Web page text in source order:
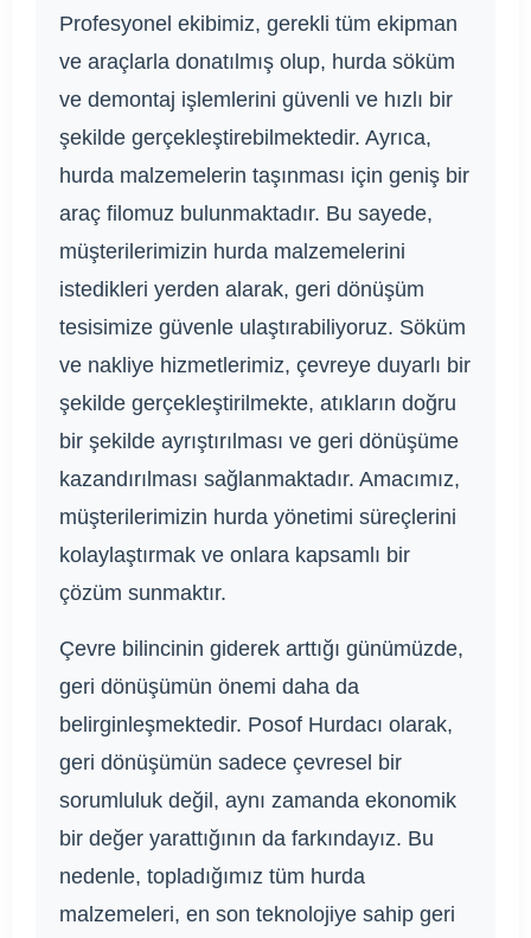
Profesyonel ekibimiz, gerekli tüm ekipman
ve araçlarla donatılmış olup, hurda söküm
ve demontaj işlemlerini güvenli ve hızlı bir
şekilde gerçekleştirebilmektedir. Ayrıca,
hurda malzemelerin taşınması için geniş bir
araç filomuz bulunmaktadır. Bu sayede,
müşterilerimizin hurda malzemelerini
istedikleri yerden alarak, geri dönüşüm
tesisimize güvenle ulaştırabiliyoruz. Söküm
ve nakliye hizmetlerimiz, çevreye duyarlı bir
şekilde gerçekleştirilmekte, atıkların doğru
bir şekilde ayrıştırılması ve geri dönüşüme
kazandırılması sağlanmaktadır. Amacımız,
müşterilerimizin hurda yönetimi süreçlerini
kolaylaştırmak ve onlara kapsamlı bir
çözüm sunmaktır.
Çevre bilincinin giderek arttığı günümüzde,
geri dönüşümün önemi daha da
belirginleşmektedir. Posof Hurdacı olarak,
geri dönüşümün sadece çevresel bir
sorumluluk değil, aynı zamanda ekonomik
bir değer yarattığının da farkındayız. Bu
nedenle, topladığımız tüm hurda
malzemeleri, en son teknolojiye sahip geri